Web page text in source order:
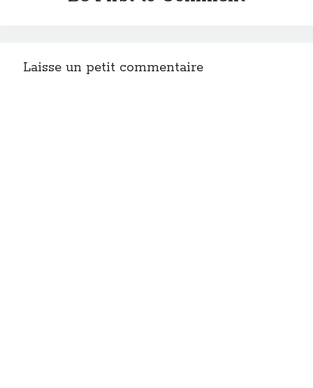
Laisse un petit commentaire